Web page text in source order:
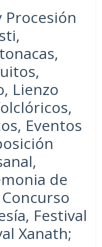
Procesión
Lienzo
Eventos
de
Festival
Xanath;